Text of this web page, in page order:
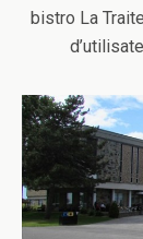
bistro La